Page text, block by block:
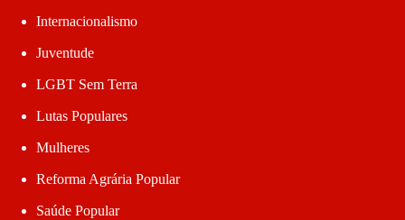
Internacionalismo
Juventude
LGBT Sem Terra
Lutas Populares
Mulheres
Reforma Agrária Popular
Saúde Popular